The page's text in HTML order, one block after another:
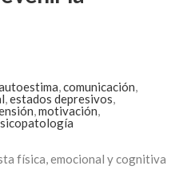
,comunicación,
,estados depresivos,
,motivación,
física, emocional y cognitiva